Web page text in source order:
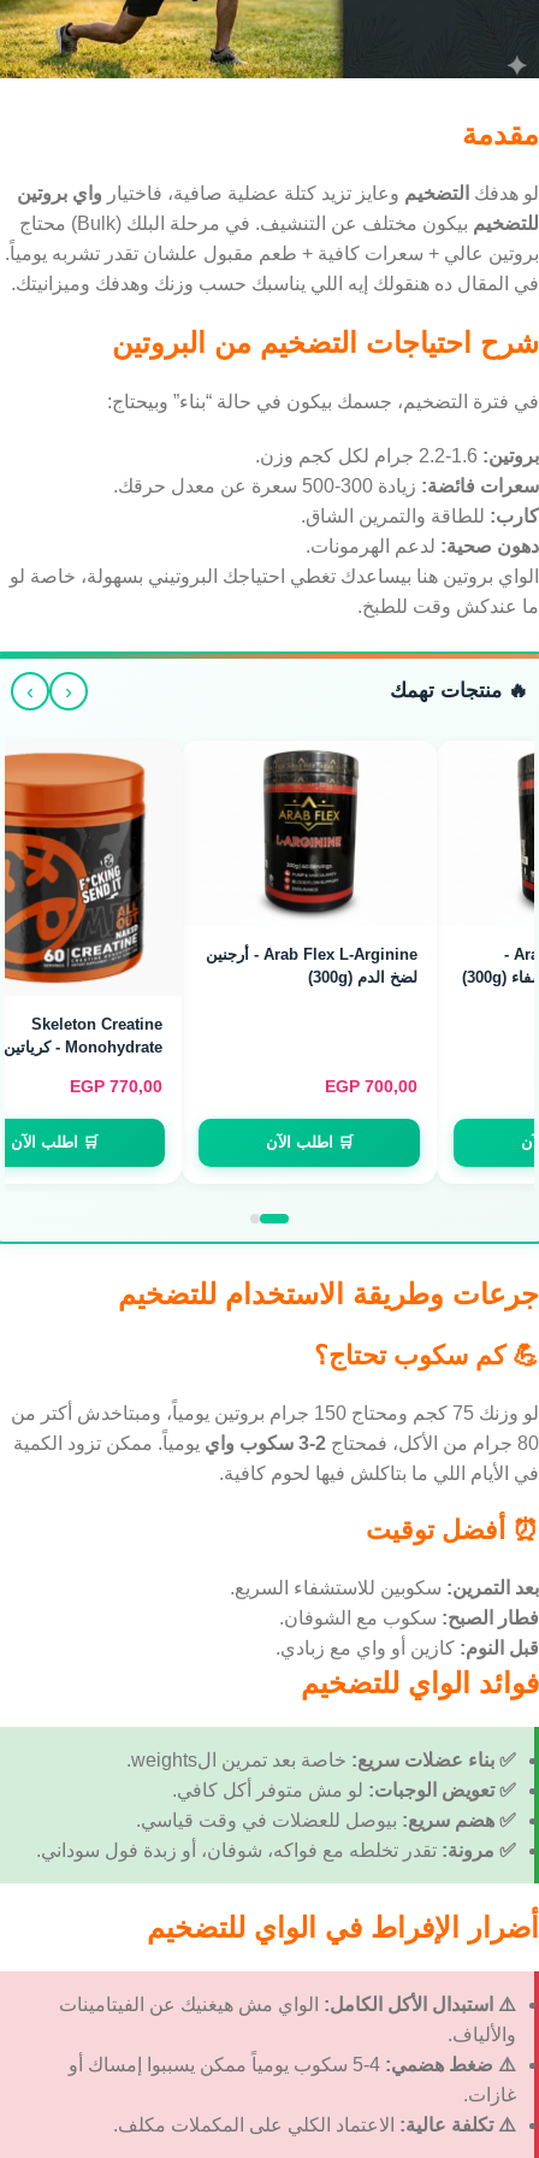
مقدمة
لو هدفك التضخيم وعايز تزيد كتلة عضلية صافية، فاختيار واي بروتين
للتضخيم
بيكون مختلف عن التنشيف. في مرحلة البلك (Bulk) محتاج
بروتين عالي + سعرات كافية + طعم مقبول علشان تقدر تشربه يومياً.
في المقال ده هنقولك إيه اللي يناسبك حسب وزنك وهدفك وميزانيتك.
شرح احتياجات التضخيم من البروتين
في فترة التضخيم، جسمك بيكون في حالة “بناء” وبيحتاج:
بروتين:
سعرات فائضة: زيادة 300-500 سعرة عن معدل حرقك.
كارب: للطاقة والتمرين الشاق.
دهون صحية: لدعم الهرمونات.
الواي بروتين هنا بيساعدك تغطي احتياجك البروتيني بسهولة، خاصة لو
ما عندكش وقت للطبخ.
🔥 منتجات تهمك ‹
›
EGP
🛒 اطلب الآن
بروتين أيزو ريد ركس بيج رامي 2
EGP
🛒 اطلب الآن
جرعات وطريقة الاستخدام للتضخيم
💪 كم سكوب تحتاج؟
لو وزنك 75 كجم ومحتاج 150 جرام بروتين يومياً، ومبتاخدش أكتر من
80 جرام من الأكل، فمحتاج
2-3 سكوب واي
يومياً. ممكن تزود الكمية
في الأيام اللي ما بتاكلش فيها لحوم كافية.
⏰ أفضل توقيت
بعد التمرين: سكوبين للاستشفاء السريع.
فطار الصبح: سكوب مع الشوفان.
قبل النوم: كازين أو واي مع زبادي.
فوائد الواي للتضخيم
✅ بناء عضلات سريع: خاصة بعد تمرين الweights.
✅ تعويض الوجبات: لو مش متوفر أكل كافي.
✅ هضم سريع: بيوصل للعضلات في وقت قياسي.
✅ مرونة: تقدر تخلطه مع فواكه، شوفان، أو زبدة فول سوداني.
أضرار الإفراط في الواي للتضخيم
⚠️ استبدال الأكل الكامل: الواي مش هيغنيك عن الفيتامينات
والألياف.
⚠️ ضغط هضمي:
4-5 سكوب يومياً ممكن يسببوا إمساك أو
غازات.
⚠️ تكلفة عالية: الاعتماد الكلي على المكملات مكلف.